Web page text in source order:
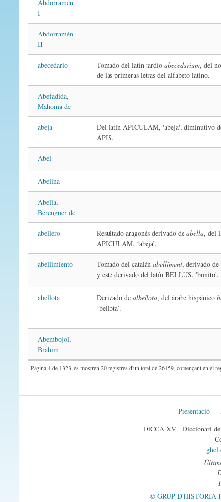
Abdorramén
I
Abdorramén
II
abecedario Tomado del latín tardíoabecedarium, del
de las primeras letras del alfabeto latino.
Abefadida,
Mahoma de
abeja
Del latín APICULAM, 'abeja', diminutivo
APIS.
Abel
Abelina
Abella,
Berenguer de
abellero Resultado aragonés derivado deabella, del
APICULAM, ‘abeja’.
abellimiento Tomado del catalánabelliment, derivado de
y este derivado del latín BELLUS, 'bonito'.
abellota Derivado dealbellota, del árabe hispánico
‘bellota’.
Abembojol,
Brahim
Pàgina 4 de 1323, es mostren 20 registres d'un total de 26459, començant en el
Presentació
DiCCA XV - Diccionari del
© GRUP D'HISTÒRIA